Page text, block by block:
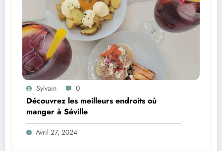
Sylvain 0
Découvrez les meilleurs endroits où
manger à Séville
Avril 27, 2024